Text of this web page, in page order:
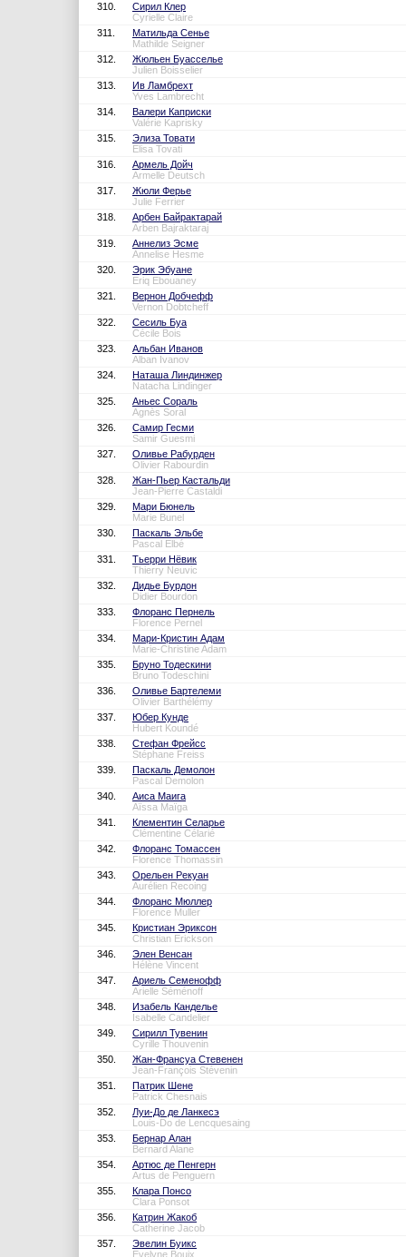
310.
Сирил Клер
Cyrielle Claire
311.
Матильда Сенье
Mathilde Seigner
312.
Жюльен Буасселье
Julien Boisselier
313.
Ив Ламбрехт
Yves Lambrecht
314.
Валери Каприски
Valérie Kaprisky
315.
Элиза Товати
Elisa Tovati
316.
Армель Дойч
Armelle Deutsch
317.
Жюли Ферье
Julie Ferrier
318.
Арбен Байрактарай
Arben Bajraktaraj
319.
Аннелиз Эсме
Annelise Hesme
320.
Эрик Эбуане
Eriq Ebouaney
321.
Вернон Добчефф
Vernon Dobtcheff
322.
Сесиль Буа
Cécile Bois
323.
Альбан Иванов
Alban Ivanov
324.
Наташа Линдинжер
Natacha Lindinger
325.
Аньес Сораль
Agnès Soral
326.
Самир Гесми
Samir Guesmi
327.
Оливье Рабурден
Olivier Rabourdin
328.
Жан-Пьер Кастальди
Jean-Pierre Castaldi
329.
Мари Бюнель
Marie Bunel
330.
Паскаль Эльбе
Pascal Elbé
331.
Тьерри Нёвик
Thierry Neuvic
332.
Дидье Бурдон
Didier Bourdon
333.
Флоранс Пернель
Florence Pernel
334.
Мари-Кристин Адам
Marie-Christine Adam
335.
Бруно Тодескини
Bruno Todeschini
336.
Оливье Бартелеми
Olivier Barthélémy
337.
Юбер Кунде
Hubert Koundé
338.
Стефан Фрейсс
Stéphane Freiss
339.
Паскаль Демолон
Pascal Demolon
340.
Аиса Маига
Aïssa Maïga
341.
Клементин Селарье
Clémentine Célarié
342.
Флоранс Томассен
Florence Thomassin
343.
Орельен Рекуан
Aurélien Recoing
344.
Флоранс Мюллер
Florence Muller
345.
Кристиан Эриксон
Christian Erickson
346.
Элен Венсан
Hélène Vincent
347.
Ариель Семенофф
Arielle Séménoff
348.
Изабель Канделье
Isabelle Candelier
349.
Сирилл Тувенин
Cyrille Thouvenin
350.
Жан-Франсуа Стевенен
Jean-François Stévenin
351.
Патрик Шене
Patrick Chesnais
352.
Луи-До де Ланкесэ
Louis-Do de Lencquesaing
353.
Бернар Алан
Bernard Alane
354.
Артюс де Пенгерн
Artus de Penguern
355.
Клара Понсо
Clara Ponsot
356.
Катрин Жакоб
Catherine Jacob
357.
Эвелин Буикс
Evelyne Bouix